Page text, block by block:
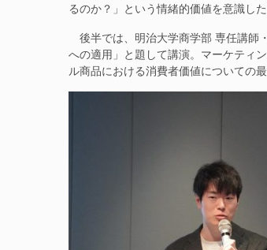
るのか？」という情緒的価値を意識し
後半では、明治大学商学部 専任講師
への適用」と題して講演。マーケティ
ル商品における消費者価値についての